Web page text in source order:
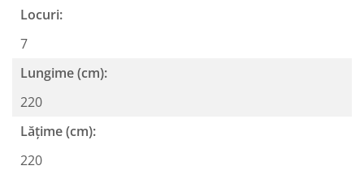
Locuri:
7
Lungime (cm):
220
Lățime (cm):
220